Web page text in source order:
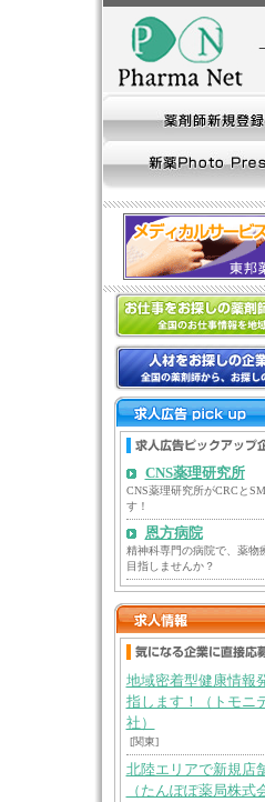
CNS薬理研究所
CNS薬理研究所がCRCと
す！
恩方病院
精神科専門の病院で、薬物
目指しませんか？
地域密着型健康情報
指します！（トモニ
社）
[関東]
北陸エリアで新規店
（たんぽぽ薬局株式